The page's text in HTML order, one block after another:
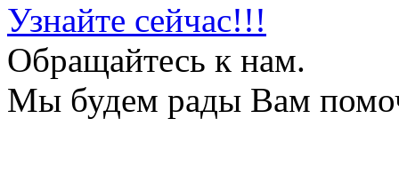
Узнайте сейчас!!!
Обращайтесь к нам.
Мы будем рады Вам